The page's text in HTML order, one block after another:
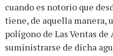
cuando es notorio que
tiene, de aquella manera,
polígono de Las Ventas de
suministrarse de dicha